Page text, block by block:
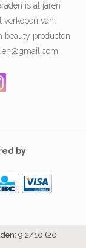
is al jaren
verkopen van
beauty producten.
by
9.2/10 (20